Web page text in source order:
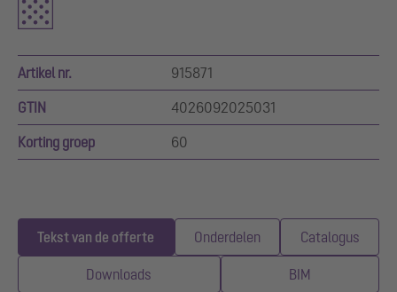
Artikel nr. 915871
GTIN 4026092025031
Korting groep 60
Tekst van de offerte Onderdelen Catalogus
Downloads BIM